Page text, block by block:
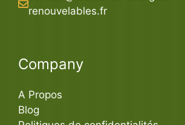
renouvelables.fr
Company
A Propos
Blog